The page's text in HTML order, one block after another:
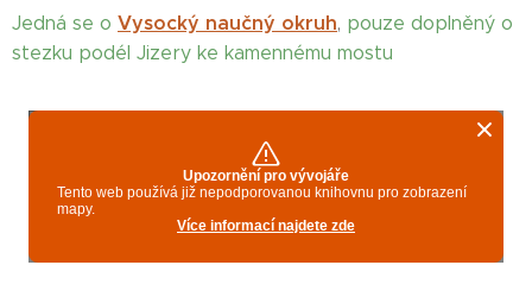
Jedná se o Vysocký naučný okruh, pouze doplněný o
stezku podél Jizery ke kamennému mostu